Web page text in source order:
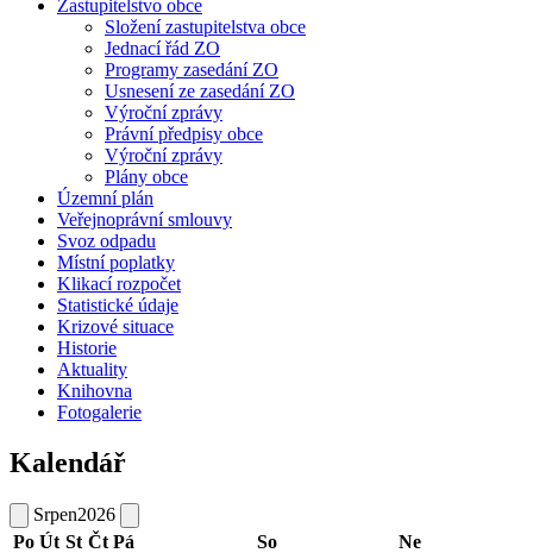
Zastupitelstvo obce
Složení zastupitelstva obce
Jednací řád ZO
Programy zasedání ZO
Usnesení ze zasedání ZO
Výroční zprávy
Právní předpisy obce
Výroční zprávy
Plány obce
Územní plán
Veřejnoprávní smlouvy
Svoz odpadu
Místní poplatky
Klikací rozpočet
Statistické údaje
Krizové situace
Historie
Aktuality
Knihovna
Fotogalerie
Kalendář
Srpen2026
Po Út St Čt Pá So
Ne